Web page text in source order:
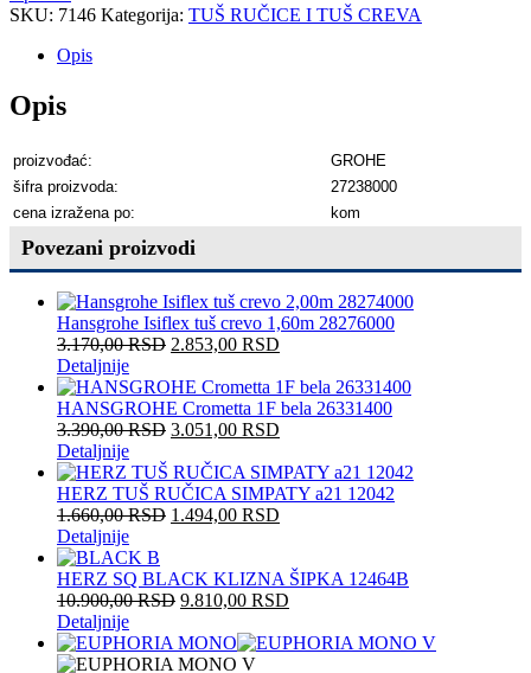
SKU: 7146 Kategorija: TUŠ RUČICE I TUŠ CREVA
Opis
Opis
proizvođać:
GROHE
šifra proizvoda:
27238000
cena izražena po:
kom
Povezani proizvodi
Hansgrohe Isiflex tuš crevo 1,60m 28276000
3.170,00RSD 2.853,00 RSD
Detaljnije
HANSGROHE Crometta 1F bela 26331400
3.390,00RSD 3.051,00 RSD
Detaljnije
HERZ TUŠ RUČICA SIMPATY a21 12042
1.660,00RSD 1.494,00 RSD
Detaljnije
HERZ SQ BLACK KLIZNA ŠIPKA 12464B
10.900,00RSD 9.810,00 RSD
Detaljnije